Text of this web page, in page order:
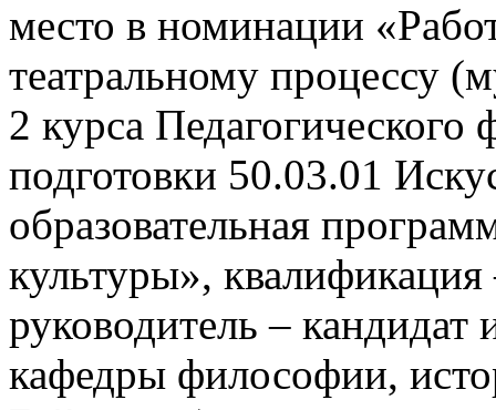
место в номинации
театральному процессу
2 курса Педагогического
подготовки 50.03.01
образовательная
культуры»,
руководитель – кандидат
кафедры философии,